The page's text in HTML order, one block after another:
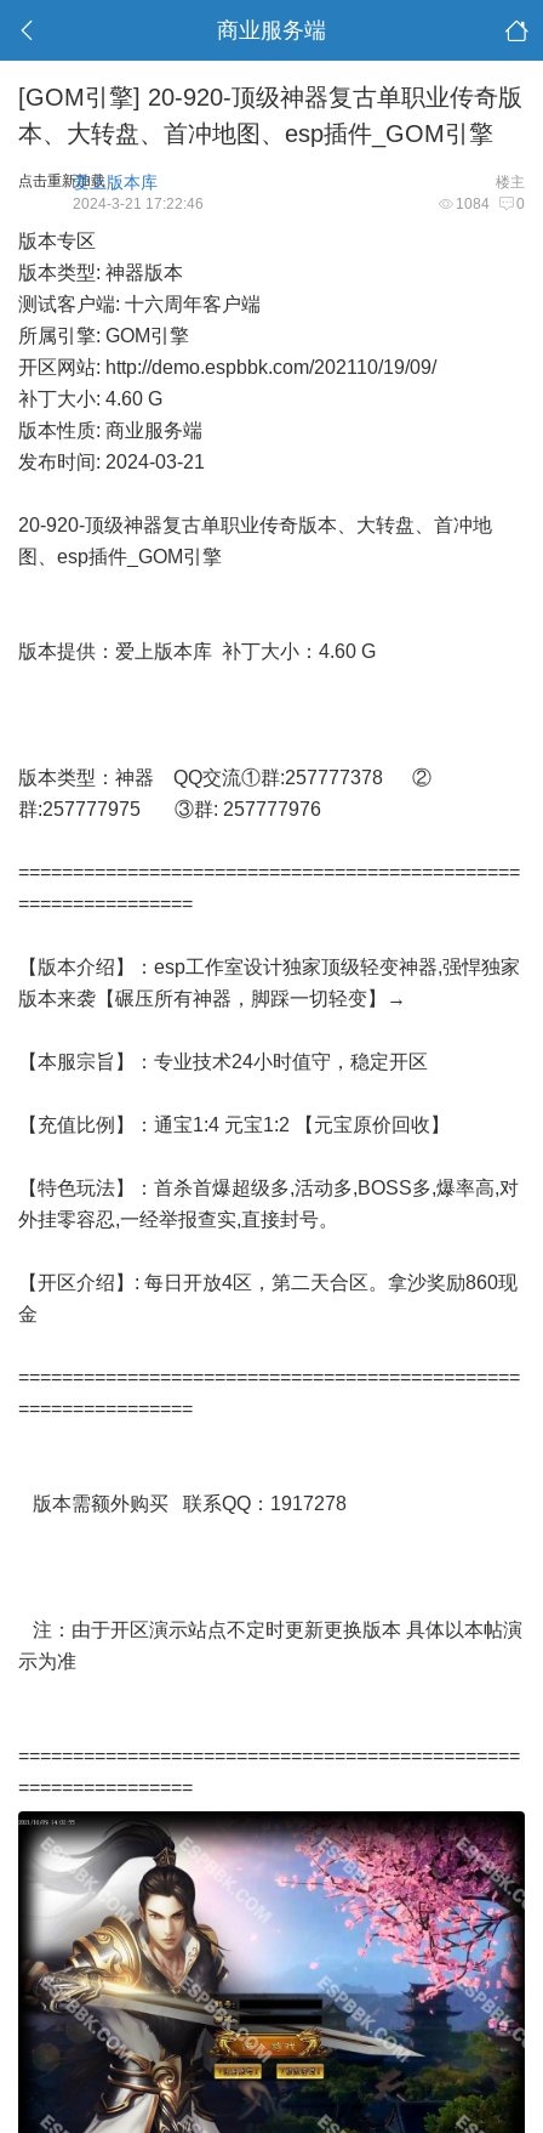
商业服务端
[GOM引擎] 20-920-顶级神器复古单职业传奇版
本、大转盘、首冲地图、esp插件_GOM引擎
点击重新加载 楼主
爱上版本库
1084 0
2024-3-21 17:22:46
版本专区
版本类型: 神器版本
测试客户端: 十六周年客户端
所属引擎: GOM引擎
开区网站: http://demo.espbbk.com/202110/19/09/
补丁大小: 4.60 G
版本性质: 商业服务端
发布时间: 2024-03-21
20-920-顶级神器复古单职业传奇版本、大转盘、首冲地
图、esp插件_GOM引擎
版本提供：爱上版本库 补丁大小：4.60 G
版本类型：神器 QQ交流①群:257777378 ②
群:257777975 ③群: 257777976
==============================================
================
【版本介绍】：esp工作室设计独家顶级轻变神器,强悍独家
版本来袭【碾压所有神器，脚踩一切轻变】→
【本服宗旨】：专业技术24小时值守，稳定开区
【充值比例】：通宝1:4 元宝1:2 【元宝原价回收】
【特色玩法】：首杀首爆超级多,活动多,BOSS多,爆率高,对
外挂零容忍,一经举报查实,直接封号。
【开区介绍】: 每日开放4区，第二天合区。拿沙奖励860现
金
==============================================
================
版本需额外购买 联系QQ：1917278
注：由于开区演示站点不定时更新更换版本 具体以本帖演
示为准
==============================================
================